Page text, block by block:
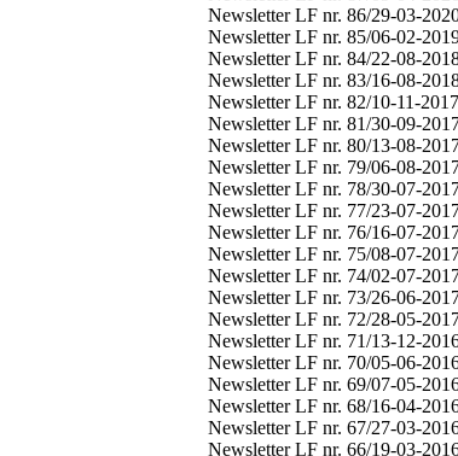
Newsletter LF nr. 86/29-03-
Newsletter LF nr. 85/06-02-
Newsletter LF nr. 84/22-08-
Newsletter LF nr. 83/16-08-
Newsletter LF nr. 82/10-11-2017
Newsletter LF nr. 81/30-09-
Newsletter LF nr. 80/13-08-
Newsletter LF nr. 79/06-08-
Newsletter LF nr. 78/30-07-
Newsletter LF nr. 77/23-07-
Newsletter LF nr. 76/16-07-
Newsletter LF nr. 75/08-07-
Newsletter LF nr. 74/02-07-
Newsletter LF nr. 73/26-06-
Newsletter LF nr. 72/28-05-
Newsletter LF nr. 71/13-12-
Newsletter LF nr. 70/05-06-
Newsletter LF nr. 69/07-05-
Newsletter LF nr. 68/16-04-
Newsletter LF nr. 67/27-03-
Newsletter LF nr. 66/19-03-